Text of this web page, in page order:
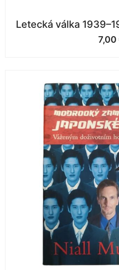
Letecká válka
7,00